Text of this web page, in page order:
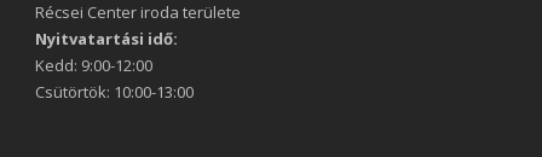
Récsei Center iroda területe
Nyitvatartási idő:
Kedd: 9:00-12:00
Csütörtök: 10:00-13:00